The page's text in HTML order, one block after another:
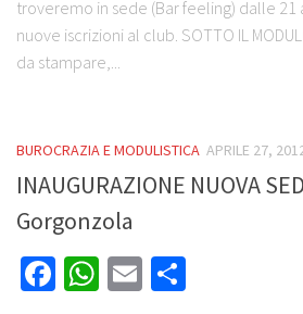
troveremo in sede (Bar feeling) dalle 21
nuove iscrizioni al club. SOTTO IL
da stampare,...
BUROCRAZIA E MODULISTICA APRILE 27,
INAUGURAZIONE NUOVA
Gorgonzola
Facebook
WhatsApp
Email